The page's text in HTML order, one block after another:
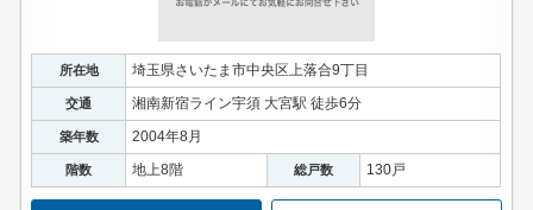
所在地 埼玉県さいたま市中央区上落合9丁目
交通 湘南新宿ライン宇須 大宮駅 徒歩6分
築年数 2004年8月
階数 地上8階 総戸数 130戸